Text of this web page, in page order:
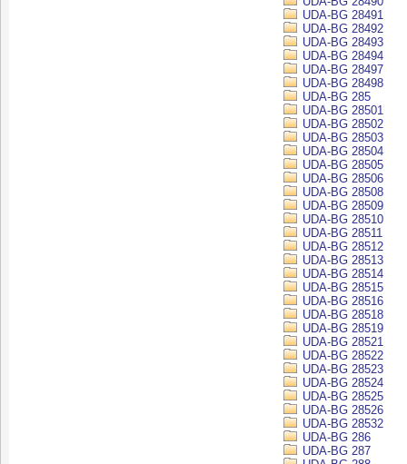
UDA-BG 28491
UDA-BG 28492
UDA-BG 28493
UDA-BG 28494
UDA-BG 28497
UDA-BG 28498
UDA-BG 285
UDA-BG 28501
UDA-BG 28502
UDA-BG 28503
UDA-BG 28504
UDA-BG 28505
UDA-BG 28506
UDA-BG 28508
UDA-BG 28509
UDA-BG 28510
UDA-BG 28511
UDA-BG 28512
UDA-BG 28513
UDA-BG 28514
UDA-BG 28515
UDA-BG 28516
UDA-BG 28518
UDA-BG 28519
UDA-BG 28521
UDA-BG 28522
UDA-BG 28523
UDA-BG 28524
UDA-BG 28525
UDA-BG 28526
UDA-BG 28532
UDA-BG 286
UDA-BG 287